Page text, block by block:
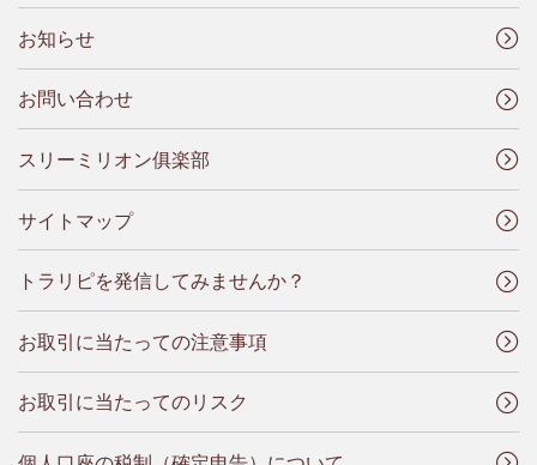
お知らせ
お問い合わせ
スリーミリオン俱楽部
サイトマップ
トラリピを発信してみませんか？
お取引に当たっての注意事項
お取引に当たってのリスク